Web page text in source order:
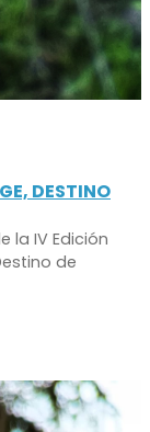
DESTINO
la IV Edición
de